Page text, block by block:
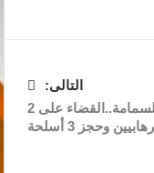
التالى:
جبل السمامة..القضاء على 2
ارهابيين وحجز 3 أسلحة